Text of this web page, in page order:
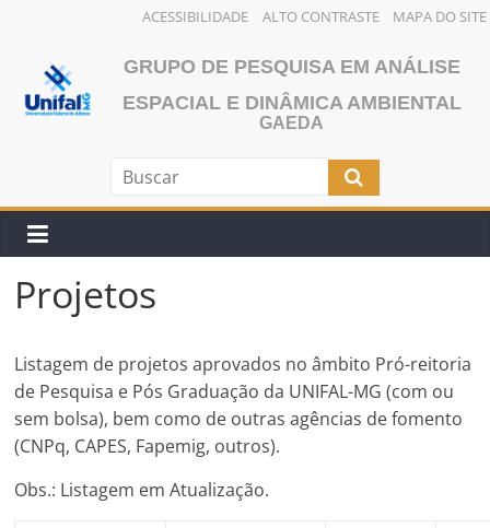
ACESSIBILIDADE ALTO CONTRASTE MAPA DO SITE
GRUPO DE PESQUISA EM ANÁLISE
ESPACIAL E DINÂMICA AMBIENTAL
GAEDA
Projetos
Listagem de projetos aprovados no âmbito Pró-reitoria
de Pesquisa e Pós Graduação da UNIFAL-MG (com ou
sem bolsa), bem como de outras agências de fomento
(CNPq, CAPES, Fapemig, outros).
Obs.: Listagem em Atualização.